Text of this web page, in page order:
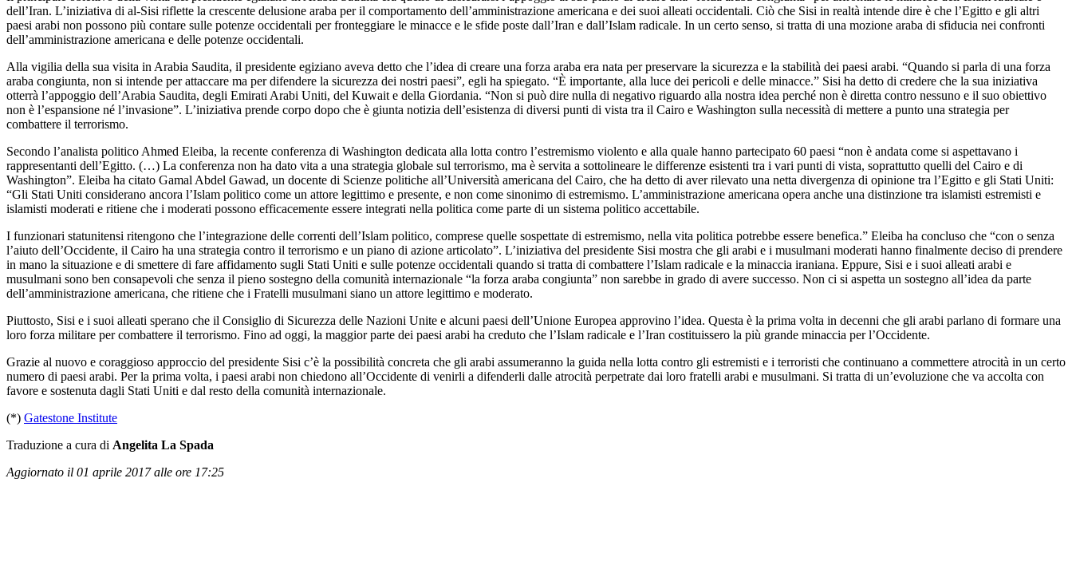
dell’Iran. L’iniziativa di al-Sisi riflette la crescente delusione araba per il comportamento dell’amministrazione americana e dei suoi alleati occidentali. Ciò che Sisi in realtà intende dire è che l’Egitto e gli altri
paesi arabi non possono più contare sulle potenze occidentali per fronteggiare le minacce e le sfide poste dall’Iran e dall’Islam radicale. In un certo senso, si tratta di una mozione araba di sfiducia nei confronti
dell’amministrazione americana e delle potenze occidentali.
Alla vigilia della sua visita in Arabia Saudita, il presidente egiziano aveva detto che l’idea di creare una forza araba era nata per preservare la sicurezza e la stabilità dei paesi arabi. “Quando si parla di una forza
araba congiunta, non si intende per attaccare ma per difendere la sicurezza dei nostri paesi”, egli ha spiegato. “È importante, alla luce dei pericoli e delle minacce.” Sisi ha detto di credere che la sua iniziativa
otterrà l’appoggio dell’Arabia Saudita, degli Emirati Arabi Uniti, del Kuwait e della Giordania. “Non si può dire nulla di negativo riguardo alla nostra idea perché non è diretta contro nessuno e il suo obiettivo
non è l’espansione né l’invasione”. L’iniziativa prende corpo dopo che è giunta notizia dell’esistenza di diversi punti di vista tra il Cairo e Washington sulla necessità di mettere a punto una strategia per
combattere il terrorismo.
Secondo l’analista politico Ahmed Eleiba, la recente conferenza di Washington dedicata alla lotta contro l’estremismo violento e alla quale hanno partecipato 60 paesi “non è andata come si aspettavano i
rappresentanti dell’Egitto. (…) La conferenza non ha dato vita a una strategia globale sul terrorismo, ma è servita a sottolineare le differenze esistenti tra i vari punti di vista, soprattutto quelli del Cairo e di
Washington”. Eleiba ha citato Gamal Abdel Gawad, un docente di Scienze politiche all’Università americana del Cairo, che ha detto di aver rilevato una netta divergenza di opinione tra l’Egitto e gli Stati Uniti:
“Gli Stati Uniti considerano ancora l’Islam politico come un attore legittimo e presente, e non come sinonimo di estremismo. L’amministrazione americana opera anche una distinzione tra islamisti estremisti e
islamisti moderati e ritiene che i moderati possono efficacemente essere integrati nella politica come parte di un sistema politico accettabile.
I funzionari statunitensi ritengono che l’integrazione delle correnti dell’Islam politico, comprese quelle sospettate di estremismo, nella vita politica potrebbe essere benefica.” Eleiba ha concluso che “con o senza
l’aiuto dell’Occidente, il Cairo ha una strategia contro il terrorismo e un piano di azione articolato”. L’iniziativa del presidente Sisi mostra che gli arabi e i musulmani moderati hanno finalmente deciso di prendere
in mano la situazione e di smettere di fare affidamento sugli Stati Uniti e sulle potenze occidentali quando si tratta di combattere l’Islam radicale e la minaccia iraniana. Eppure, Sisi e i suoi alleati arabi e
musulmani sono ben consapevoli che senza il pieno sostegno della comunità internazionale “la forza araba congiunta” non sarebbe in grado di avere successo. Non ci si aspetta un sostegno all’idea da parte
dell’amministrazione americana, che ritiene che i Fratelli musulmani siano un attore legittimo e moderato.
Piuttosto, Sisi e i suoi alleati sperano che il Consiglio di Sicurezza delle Nazioni Unite e alcuni paesi dell’Unione Europea approvino l’idea. Questa è la prima volta in decenni che gli arabi parlano di formare una
loro forza militare per combattere il terrorismo. Fino ad oggi, la maggior parte dei paesi arabi ha creduto che l’Islam radicale e l’Iran costituissero la più grande minaccia per l’Occidente.
Grazie al nuovo e coraggioso approccio del presidente Sisi c’è la possibilità concreta che gli arabi assumeranno la guida nella lotta contro gli estremisti e i terroristi che continuano a commettere atrocità in un certo
numero di paesi arabi. Per la prima volta, i paesi arabi non chiedono all’Occidente di venirli a difenderli dalle atrocità perpetrate dai loro fratelli arabi e musulmani. Si tratta di un’evoluzione che va accolta con
favore e sostenuta dagli Stati Uniti e dal resto della comunità internazionale.
(*) Gatestone Institute
Traduzione a cura di Angelita La Spada
Aggiornato il 01 aprile 2017 alle ore 17:25